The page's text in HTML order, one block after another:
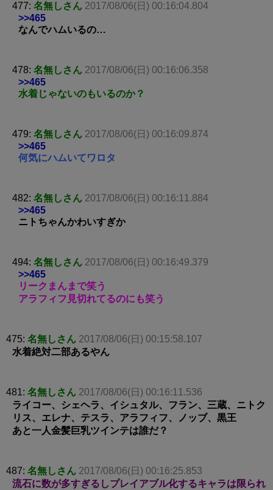
477: 名無しさん 2017/08/06(日) 00:16:04.804
>>465
なんでハムいるの…
478: 名無しさん 2017/08/06(日) 00:16:06.358
>>465
水着じゃないのもいるのか？
479: 名無しさん 2017/08/06(日) 00:16:09.874
>>465
何気にハムいてワロタ
482: 名無しさん 2017/08/06(日) 00:16:11.884
>>465
ニトちゃんかわいすぎか
494: 名無しさん 2017/08/06(日) 00:16:49.379
>>465
リークまんまで笑う
アラフィフ見切れてるのにも笑う
475: 名無しさん 2017/08/06(日) 00:15:58.107
水着絶対二部あるやん
481: 名無しさん 2017/08/06(日) 00:16:11.536
ライコー、シェヘラ、イシュタル、フラン、三蔵、ニトク
リス、エレナ、テスラ、アラフィフ、ノッブ、黒王
あと一人金髪巨乳ツインテは誰だ？
487: 名無しさん 2017/08/06(日) 00:16:25.853
流石に数が多すぎるしプレイアブル化するキャラは限られ